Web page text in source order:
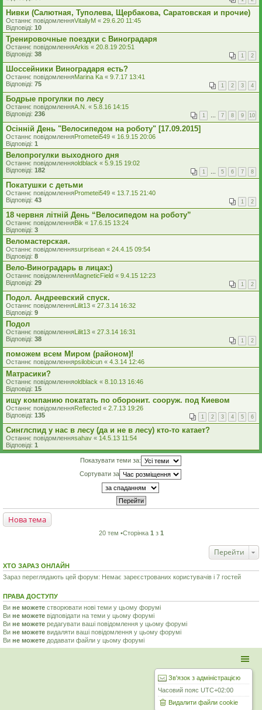
Нивки (Салютная, Туполева, Щербакова, Саратовская и прочие)
Останнє повідомленняVitaliyM « 29.6.20 11:45
Відповіді: 10
Тренировочные поездки с Виноградаря
Останнє повідомленняArkis « 20.8.19 20:51
Відповіді: 38 1 2
Шоссейники Виноградаря есть?
Останнє повідомленняMarina Ka « 9.7.17 13:41
Відповіді: 75 1 2 3 4
Бодрые прогулки по лесу
Останнє повідомленняA.N. « 5.8.16 14:15
Відповіді: 236 1 … 7 8 9 10
Осінній День "Велосипедом на роботу" [17.09.2015]
Останнє повідомленняPrometei549 « 16.9.15 20:06
Відповіді: 1
Велопрогулки выходного дня
Останнє повідомленняoldblack « 5.9.15 19:02
Відповіді: 182 1 … 5 6 7 8
Покатушки с детьми
Останнє повідомленняPrometei549 « 13.7.15 21:40
Відповіді: 43 1 2
18 червня літній День “Велосипедом на роботу”
Останнє повідомленняBik « 17.6.15 13:24
Відповіді: 3
Веломастерская.
Останнє повідомленняsurprisean « 24.4.15 09:54
Відповіді: 8
Вело-Виноградарь в лицах:)
Останнє повідомленняMagneticField « 9.4.15 12:23
Відповіді: 29 1 2
Подол. Андреевский спуск.
Останнє повідомленняLilit13 « 27.3.14 16:32
Відповіді: 9
Подол
Останнє повідомленняLilit13 « 27.3.14 16:31
Відповіді: 38 1 2
поможем всем Миром (районом)!
Останнє повідомленняpsilobicun « 4.3.14 12:46
Матрасики?
Останнє повідомленняoldblack « 8.10.13 16:46
Відповіді: 15
ищу компанию покатать по оборонит. сооруж. под Киевом
Останнє повідомленняReflected « 2.7.13 19:26
Відповіді: 135 1 2 3 4 5 6
Синглспид у нас в лесу (да и не в лесу) кто-то катает?
Останнє повідомленняsahav « 14.5.13 11:54
Відповіді: 1
Показувати теми за:
Сортувати за
Нова тема
20 тем •Сторінка 1 з 1
Перейти
ХТО ЗАРАЗ ОНЛАЙН
Зараз переглядають цей форум: Немає зареєстрованих користувачів і 7 гостей
ПРАВА ДОСТУПУ
Ви не можете створювати нові теми у цьому форумі
Ви не можете відповідати на теми у цьому форумі
Ви не можете редагувати ваші повідомлення у цьому форумі
Ви не можете видаляти ваші повідомлення у цьому форумі
Ви не можете додавати файли у цьому форумі
Зв'язок з адміністрацією
Часовий пояс UTC+02:00
Видалити файли cookie